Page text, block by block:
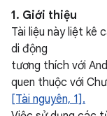
1. Giới thiệu
Tài liệu này liệt kê
di động
tương thích với
quen thuộc với
[Tài nguyên, 1].